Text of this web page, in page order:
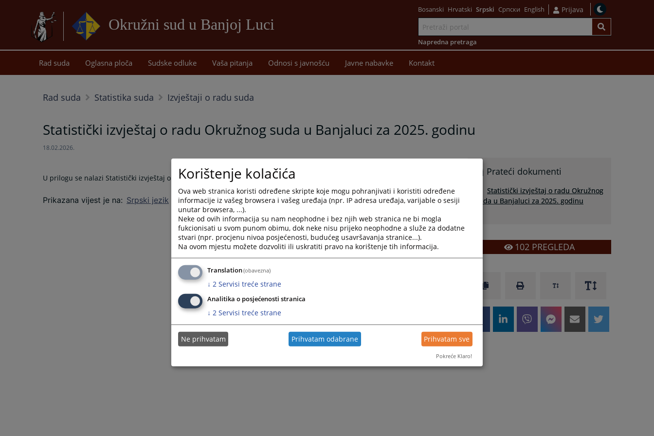
Okružni sud u Banjoj Luci
sadržaj
Bosanski Hrvatski Srpski Српски English Prijava
Napredna pretraga
Rad suda Oglasna ploča Sudske odluke Vaša pitanja Odnosi s javnošću Javne nabavke Kontakt
Rad suda Statistika suda Izvještaji o radu suda
Statistički izvještaj o radu Okružnog suda u Banjaluci za 2025. godinu
18.02.2026.
U prilogu se nalazi Statistički izvještaj o radu Okružnog suda u Banjaluci za period od 1.1. do 31.12.2025. godine.
Prikazana vijest je na: Srpski jezik
Prateći dokumenti
Statistički izvještaj o radu Okružnog
suda u Banjaluci za 2025. godinu
102PREGLEDA
Korištenje kolačića
Ova web stranica koristi određene skripte koje mogu pohranjivati i koristiti određene
informacije iz vašeg browsera i vašeg uređaja (npr. IP adresa uređaja, varijable o sesiji
unutar browsera, ...).
Neke od ovih informacija su nam neophodne i bez njih web stranica ne bi mogla
fukcionisati u svom punom obimu, dok neke nisu prijeko neophodne a služe za dodatne
stvari (npr. procjenu nivoa posjećenosti, budućeg usavršavanja stranice...).
Na ovom mjestu možete dozvoliti ili uskratiti pravo na korištenje tih informacija.
Translation(obavezna)
↓ 2 Servisi treće strane
Analitika o posjećenosti stranica
↓ 2 Servisi treće strane
Ne prihvatam Prihvatam odabrane Prihvatam sve
Pokreće Klaro!